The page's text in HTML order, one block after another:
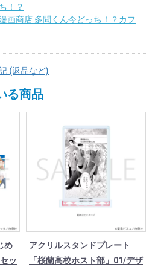
！？
画商店 多聞くん今どっち！？カフ
(返品など)
る商品
め
ッ
アクリルスタンドプレート
「桜蘭高校ホスト部」01/デザ